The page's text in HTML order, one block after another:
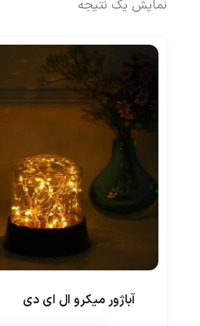
نمایش یک نتیجه
آباژور میکرو ال ای دی